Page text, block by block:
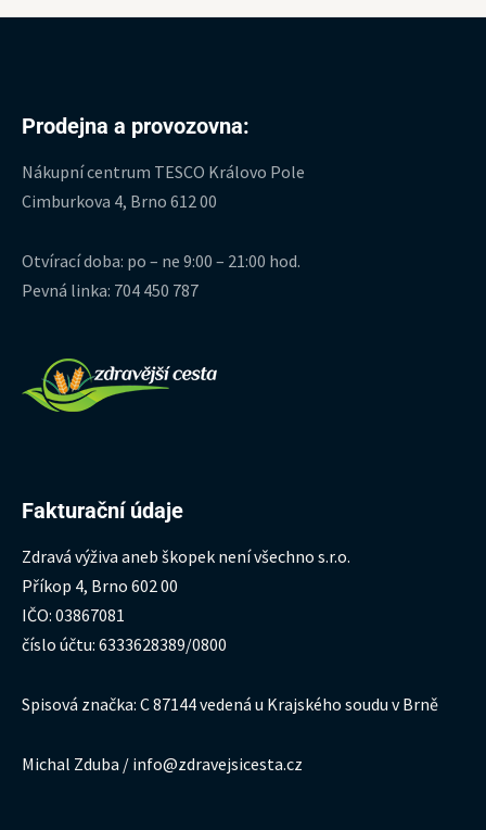
Prodejna a provozovna:
Nákupní centrum TESCO Královo Pole
Cimburkova 4, Brno 612 00
Otvírací doba: po – ne 9:00 – 21:00 hod.
Pevná linka: 704 450 787
Fakturační údaje
Zdravá výživa aneb škopek není všechno s.r.o.
Příkop 4, Brno 602 00
IČO: 03867081
číslo účtu: 6333628389/0800
Spisová značka: C 87144 vedená u Krajského soudu v Brně
Michal Zduba / info@zdravejsicesta.cz